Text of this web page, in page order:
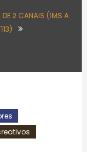
DE 2 CANAIS (1MS A